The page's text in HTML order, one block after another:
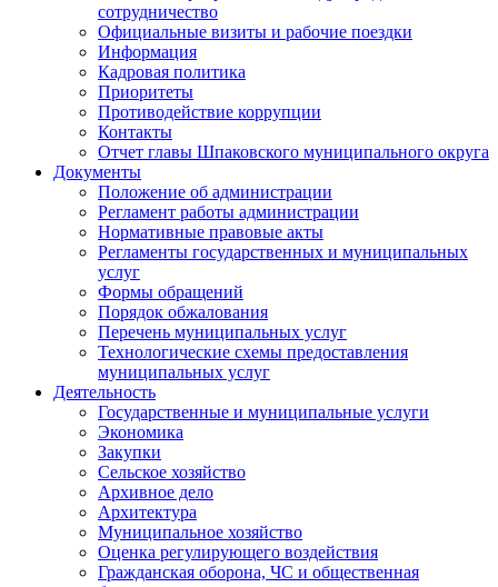
сотрудничество
Официальные визиты и рабочие поездки
Информация
Кадровая политика
Приоритеты
Противодействие коррупции
Контакты
Отчет главы Шпаковского муниципального округа
Документы
Положение об администрации
Регламент работы администрации
Нормативные правовые акты
Регламенты государственных и муниципальных
услуг
Формы обращений
Порядок обжалования
Перечень муниципальных услуг
Технологические схемы предоставления
муниципальных услуг
Деятельность
Государственные и муниципальные услуги
Экономика
Закупки
Сельское хозяйство
Архивное дело
Архитектура
Муниципальное хозяйство
Оценка регулирующего воздействия
Гражданская оборона, ЧС и общественная